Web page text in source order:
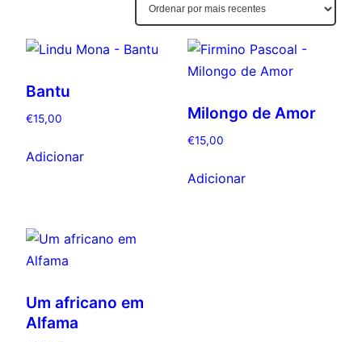
mais
Bantu
€15,00
Adicionar
Milongo de Amor
€15,00
Adicionar
Um africano em
Alfama